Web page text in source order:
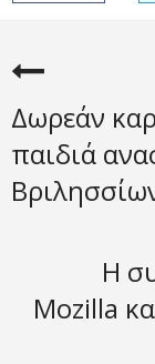
Δωρεάν
παιδιά
Η
Mozilla